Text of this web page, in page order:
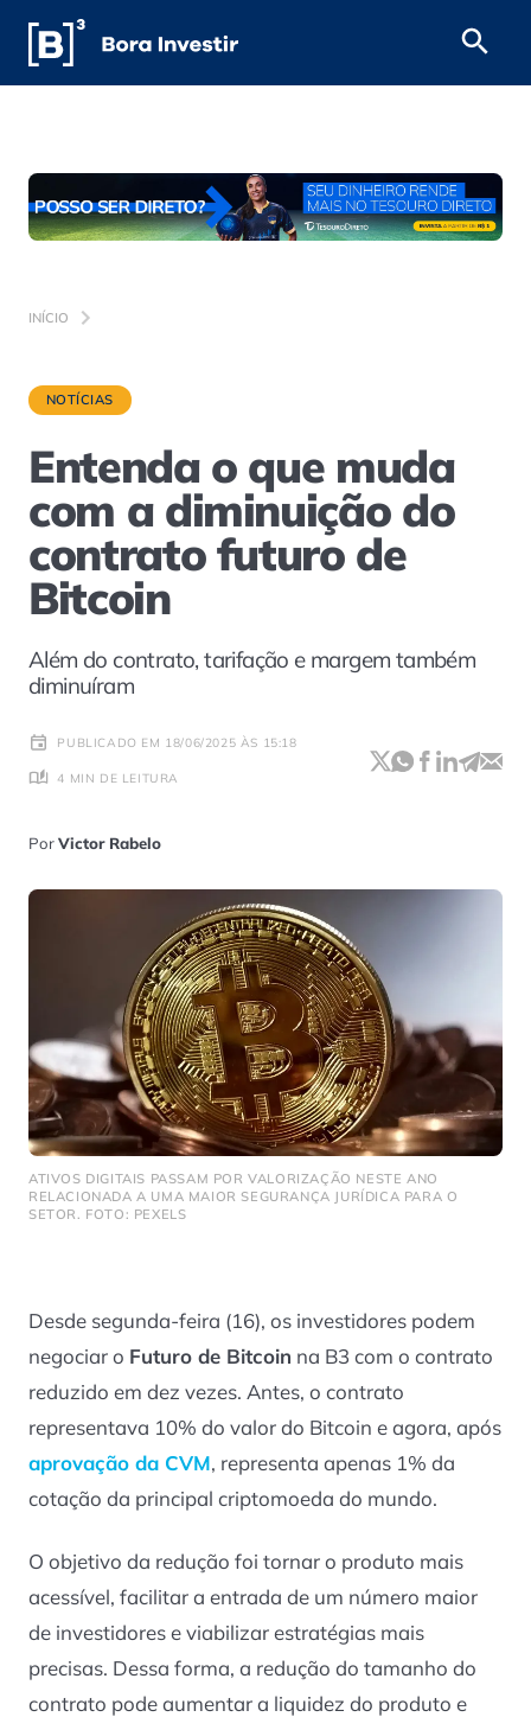
INÍCIO
NOTÍCIAS
Entenda o que muda
com a diminuição do
contrato futuro de
Bitcoin
Além do contrato, tarifação e margem também
diminuíram
PUBLICADO EM 18/06/2025 ÀS 15:18
4 MIN DE LEITURA
PorVictor Rabelo
ATIVOS DIGITAIS PASSAM POR VALORIZAÇÃO NESTE ANO
RELACIONADA A UMA MAIOR SEGURANÇA JURÍDICA PARA O
SETOR. FOTO: PEXELS
Desde segunda-feira (16), os investidores podem
negociar o Futuro de Bitcoin na B3 com o contrato
reduzido em dez vezes. Antes, o contrato
representava 10% do valor do Bitcoin e agora, após
aprovação da CVM, representa apenas 1% da
cotação da principal criptomoeda do mundo.
O objetivo da redução foi tornar o produto mais
acessível, facilitar a entrada de um número maior
de investidores e viabilizar estratégias mais
precisas. Dessa forma, a redução do tamanho do
contrato pode aumentar a liquidez do produto e